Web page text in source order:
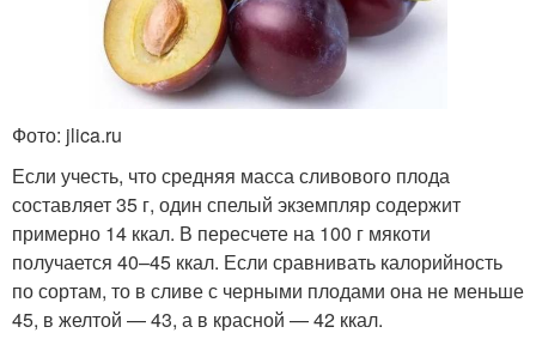
Фото: jlica.ru
Если учесть, что средняя масса сливового плода
составляет 35 г, один спелый экземпляр содержит
примерно 14 ккал. В пересчете на 100 г мякоти
получается 40–45 ккал. Если сравнивать калорийность
по сортам, то в сливе с черными плодами она не меньше
45, в желтой — 43, а в красной — 42 ккал.